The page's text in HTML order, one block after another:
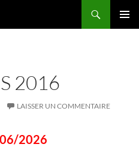
2016
LAISSER UN COMMENTAIRE
2026